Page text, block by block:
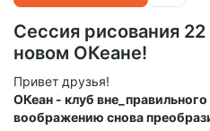
Сессия рисования
новом ОКеане!
Привет друзья!
ОКеан - клуб
воображению снова